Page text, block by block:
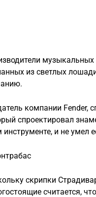
из светлых
компании Fender,
спроектировал
инструменте, и не умел
скрипки
считается,